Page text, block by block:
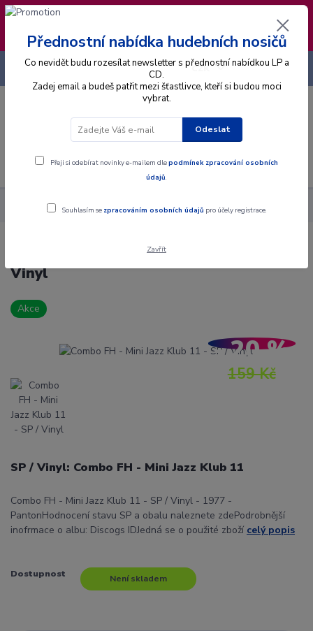
❣️ Od 4.8. do 13.8. čerpám dovolenou. Datum
expedice objednávek se posouvá na pátek
14.8.2026 🐋
Menu
CZK
+420 725 736 293
Alba Gramodesky Combo FH - Mini Jazz Klub 11 - SP / Vinyl
Combo FH - Mini Jazz Klub 11 - SP /
Vinyl
Akce
159 Kč
- 20 %
SP / Vinyl: Combo FH - Mini Jazz Klub 11
Combo FH - Mini Jazz Klub 11 - SP / Vinyl - 1977 -
PantonHodnocení stavu SP a obalu naleznete zdePodrobnější
inofrmace o albu: Discogs IDJedná se o použité zboží celý popis
Dostupnost Není skladem
Přednostní nabídka hudebních nosičů
Co nevidět budu rozesílat newsletter s přednostní nabídkou LP a
CD.
Zadej email a budeš patřit mezi šťastlivce, kteří si budou moci
vybrat.
Odeslat
Přeji si odebírat novinky e-mailem dlepodmínek zpracování osobních
údajů.
Souhlasím se zpracováním osobních údajů pro účely registrace.
Zavřít